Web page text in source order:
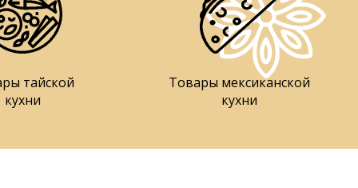
тайской
кухни
Товары мексиканской
кухни